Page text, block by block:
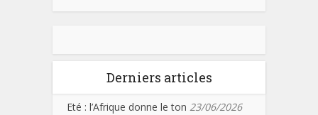
Derniers articles
Eté : l’Afrique donne le ton 23/06/2026